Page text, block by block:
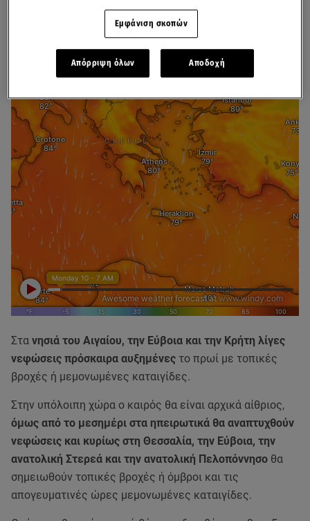
Στα νησιά του Αιγαίου, την Εύβοια και την Κρήτη λίγες
νεφώσεις πρόσκαιρα αυξημένες το πρωί με τοπικές
βροχές ή μεμονωμένες καταιγίδες.
Στην υπόλοιπη χώρα ο καιρός θα είναι αρχικά αίθριος,
όμως από το μεσημέρι στα ηπειρωτικά θα αναπτυχθούν
νεφώσεις και κυρίως στη Θεσσαλία, την Εύβοια, την
ανατολική Στερεά και την ανατολική Πελοπόννησο θα
σημειωθούν τοπικές βροχές ή όμβροι και τις
απογευματινές ώρες μεμονωμένες καταιγίδες.
Εμφάνιση σκοπών
Απόρριψη όλων Αποδοχή